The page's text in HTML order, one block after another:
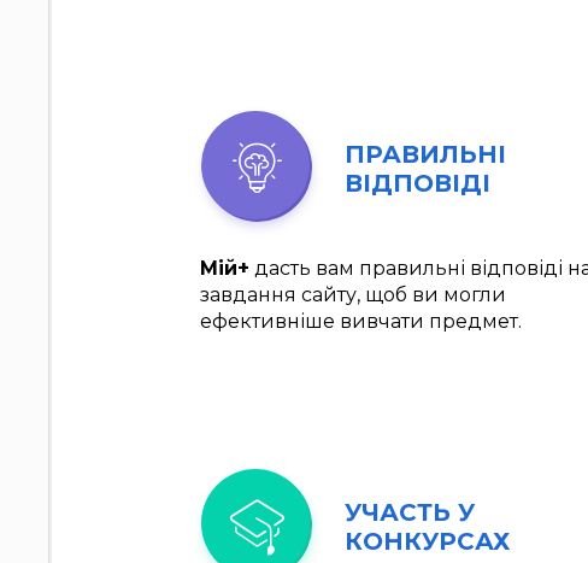
ПРАВИЛЬНІ
ВІДПОВІДІ
Мій+ дасть вам правильні відповіді
завдання сайту, щоб ви могли
ефективніше вивчати предмет.
УЧАСТЬ У
КОНКУРСАХ